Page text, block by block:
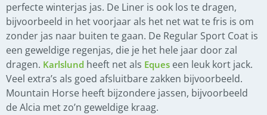
perfecte winterjas jas. De Liner is ook los te dragen,
bijvoorbeeld in het voorjaar als het net wat te fris is om
zonder jas naar buiten te gaan. De Regular Sport Coat is
een geweldige regenjas, die je het hele jaar door zal
dragen. Karlslund heeft net als Eques een leuk kort jack.
Veel extra’s als goed afsluitbare zakken bijvoorbeeld.
Mountain Horse heeft bijzondere jassen, bijvoorbeeld
de Alcia met zo’n geweldige kraag.